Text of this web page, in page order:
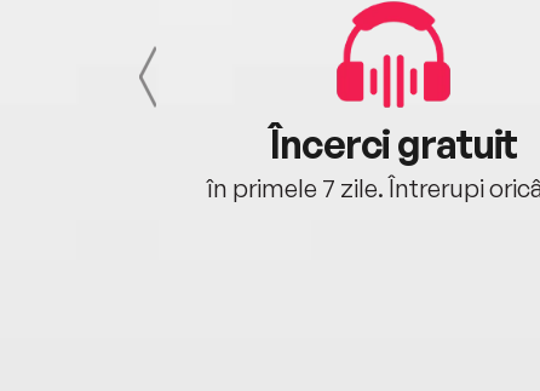
Încerci gratuit
în primele 7 zile. Întrerupi